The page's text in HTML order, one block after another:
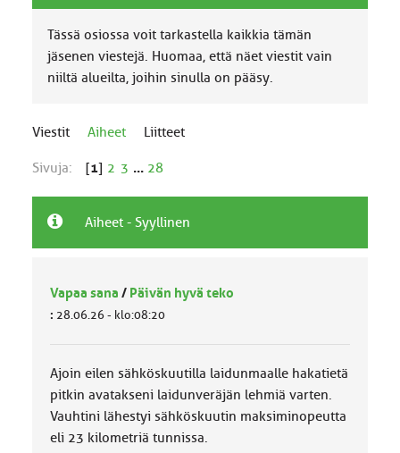
Tässä osiossa voit tarkastella kaikkia tämän
jäsenen viestejä. Huomaa, että näet viestit vain
niiltä alueilta, joihin sinulla on pääsy.
Viestit Aiheet Liitteet
Sivuja: [1] 2 3 ... 28
Aiheet - Syyllinen
Vapaa sana / Päivän hyvä teko
: 28.06.26 - klo:08:20
Ajoin eilen sähköskuutilla laidunmaalle hakatietä
pitkin avatakseni laidunveräjän lehmiä varten.
Vauhtini lähestyi sähköskuutin maksiminopeutta
eli 23 kilometriä tunnissa.